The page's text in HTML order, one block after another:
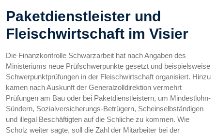
Paketdienstleister und
Fleischwirtschaft im Visier
Die Finanzkontrolle Schwarzarbeit hat nach Angaben des
Ministeriums neue Prüfschwerpunkte gesetzt und beispielsweise
Schwerpunktprüfungen in der Fleischwirtschaft organisiert. Hinzu
kamen nach Auskunft der Generalzolldirektion vermehrt
Prüfungen am Bau oder bei Paketdienstleistern, um Mindestlohn-
Sündern, Sozialversicherungs-Betrügern, Scheinselbständigen
und illegal Beschäftigten auf die Schliche zu kommen. Wie
Scholz weiter sagte, soll die Zahl der Mitarbeiter bei der